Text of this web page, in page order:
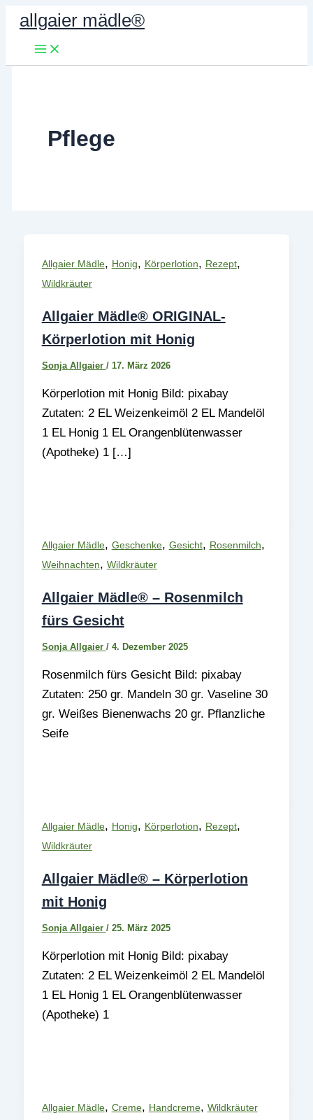
Zum
Inhalt
springen
allgaier mädle®
Pflege
Allgaier Mädle, Honig, Körperlotion, Rezept,
Wildkräuter
Allgaier Mädle® ORIGINAL-
Körperlotion mit Honig
Sonja Allgaier / 17. März 2026
Körperlotion mit Honig Bild: pixabay
Zutaten: 2 EL Weizenkeimöl 2 EL Mandelöl
1 EL Honig 1 EL Orangenblütenwasser
(Apotheke) 1 […]
Allgaier Mädle, Geschenke, Gesicht, Rosenmilch,
Weihnachten, Wildkräuter
Allgaier Mädle® – Rosenmilch
fürs Gesicht
Sonja Allgaier / 4. Dezember 2025
Rosenmilch fürs Gesicht Bild: pixabay
Zutaten: 250 gr. Mandeln 30 gr. Vaseline 30
gr. Weißes Bienenwachs 20 gr. Pflanzliche
Seife
Allgaier Mädle, Honig, Körperlotion, Rezept,
Wildkräuter
Allgaier Mädle® – Körperlotion
mit Honig
Sonja Allgaier / 25. März 2025
Körperlotion mit Honig Bild: pixabay
Zutaten: 2 EL Weizenkeimöl 2 EL Mandelöl
1 EL Honig 1 EL Orangenblütenwasser
(Apotheke) 1
Allgaier Mädle, Creme, Handcreme, Wildkräuter